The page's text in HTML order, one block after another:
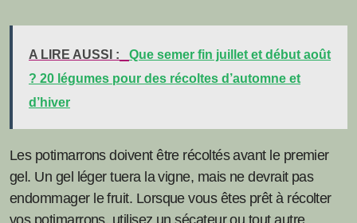
A LIRE AUSSI :
Que semer fin juillet et début août
? 20 légumes pour des récoltes d’automne et
d’hiver
Les potimarrons doivent être récoltés avant le premier
gel. Un gel léger tuera la vigne, mais ne devrait pas
endommager le fruit. Lorsque vous êtes prêt à récolter
vos potimarrons, utilisez un sécateur ou tout autre